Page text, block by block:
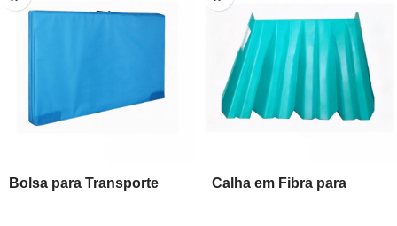
Bolsa para Transporte
Calha em Fibra para